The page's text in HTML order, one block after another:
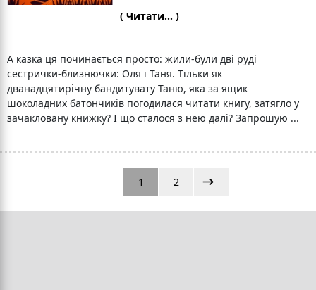
( Читати... )
А казка ця починається просто: жили-були дві руді
сестрички-близнючки: Оля і Таня. Тільки як
дванадцятирічну бандитувату Таню, яка за ящик
шоколадних батончиків погодилася читати книгу, затягло у
зачакловану книжку? І що сталося з нею далі? Запрошую ...
1 2